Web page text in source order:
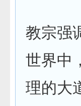
教宗强
世界中
理的大